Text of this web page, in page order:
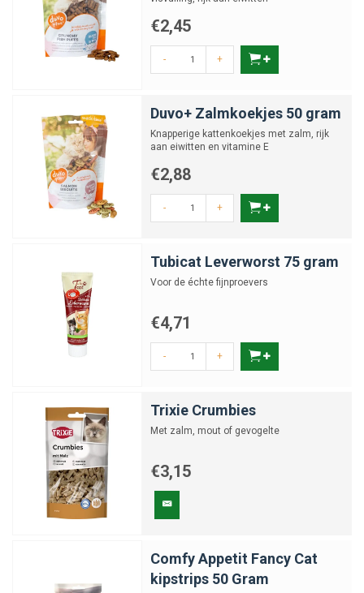
€2,45
- +
Duvo+ Zalmkoekjes 50 gram
Knapperige kattenkoekjes met zalm, rijk
aan eiwitten en vitamine E
€2,88
- +
Tubicat Leverworst 75 gram
Voor de échte fijnproevers
€4,71
- +
Trixie Crumbies
Met zalm, mout of gevogelte
€3,15
Comfy Appetit Fancy Cat
kipstrips 50 Gram